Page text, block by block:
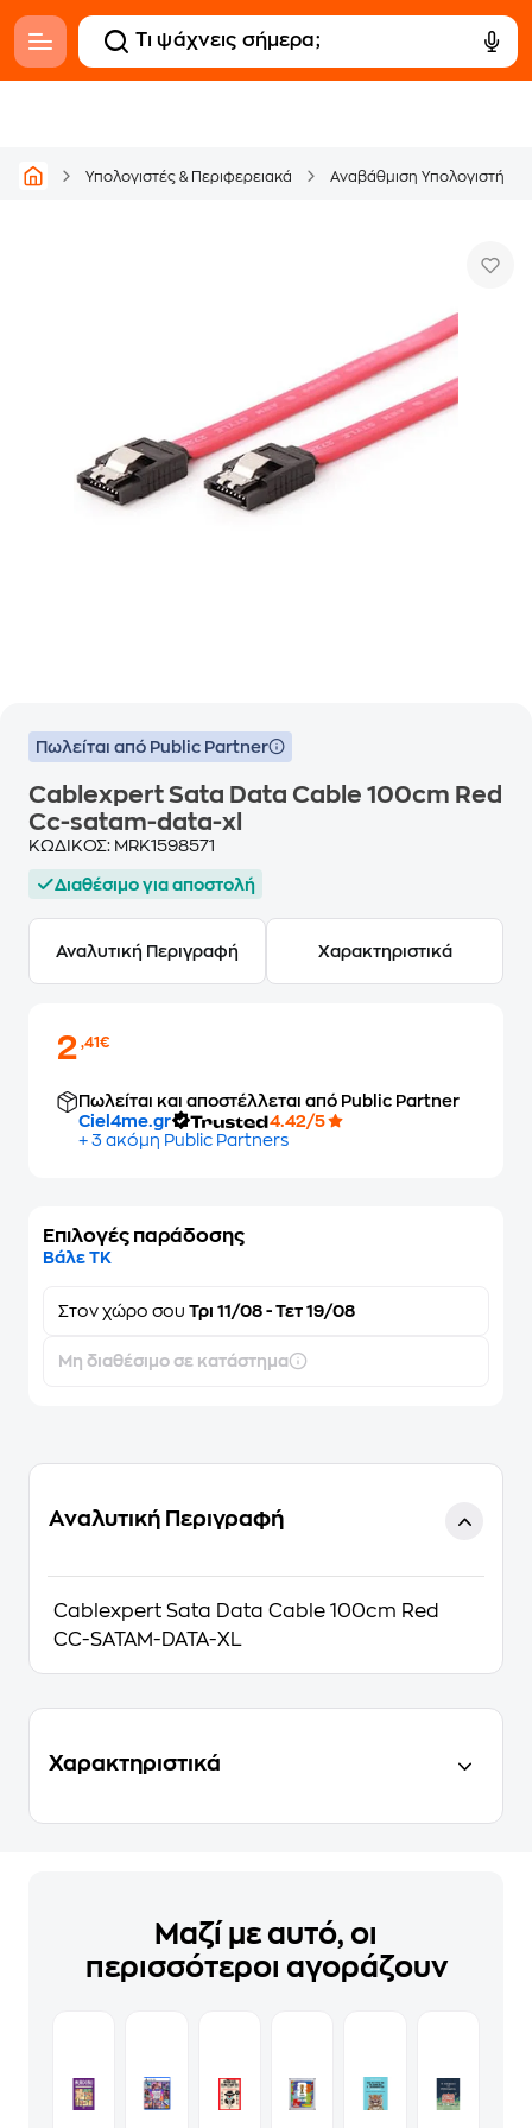
Υπολογιστές & Περιφερειακά Αναβάθμιση Υπολογιστή
Πωλείται από Public Partner
Cablexpert Sata Data Cable 100cm Red
Cc-satam-data-xl
ΚΩΔΙΚΟΣ: MRK1598571
Διαθέσιμο για αποστολή
Αναλυτική Περιγραφή Χαρακτηριστικά
2,41€
Πωλείται και αποστέλλεται από Public Partner
Ciel4me.gr
4.42/5
+ 3 ακόμη Public Partners
Επιλογές παράδοσης
Βάλε ΤΚ
Στον χώρο σου Τρι 11/08 - Τετ 19/08
Μη διαθέσιμο σε κατάστημα
Αναλυτική Περιγραφή
Cablexpert Sata Data Cable 100cm Red
CC-SATAM-DATA-XL
Χαρακτηριστικά
Μαζί με αυτό, οι
περισσότεροι αγοράζουν